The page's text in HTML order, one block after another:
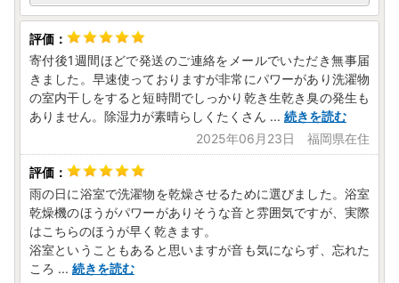
寄付後1週間ほどで発送のご連絡をメールでいただき無事届
きました。早速使っておりますが非常にパワーがあり洗濯物
の室内干しをすると短時間でしっかり乾き生乾き臭の発生も
ありません。除湿力が素晴らしくたくさん ... 続きを読む
2025年06月23日 福岡県在住
雨の日に浴室で洗濯物を乾燥させるために選びました。浴室
乾燥機のほうがパワーがありそうな音と雰囲気ですが、実際
はこちらのほうが早く乾きます。
浴室ということもあると思いますが音も気にならず、忘れた
ころ ... 続きを読む